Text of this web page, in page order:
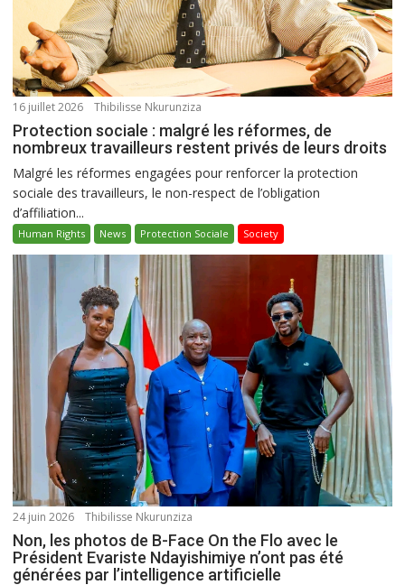
16 juillet 2026 Thibilisse Nkurunziza
Protection sociale : malgré les réformes, de
nombreux travailleurs restent privés de leurs droits
Malgré les réformes engagées pour renforcer la protection
sociale des travailleurs, le non-respect de l’obligation
d’affiliation...
Human Rights News Protection Sociale Society
24 juin 2026 Thibilisse Nkurunziza
Non, les photos de B-Face On the Flo avec le
Président Evariste Ndayishimiye n’ont pas été
générées par l’intelligence artificielle